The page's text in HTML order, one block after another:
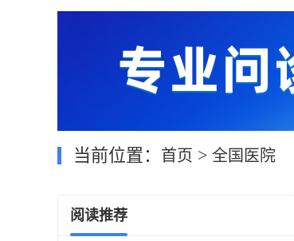
当前位置： 首页 > 全国医院
阅读推荐